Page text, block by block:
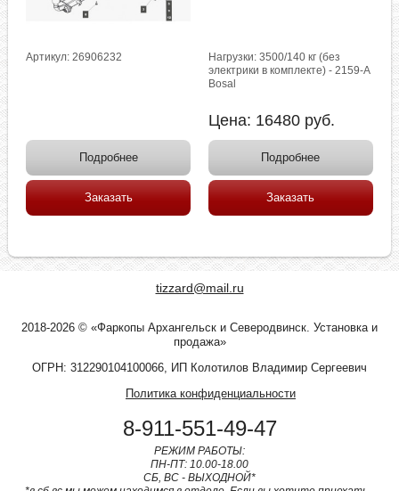
Артикул: 26906232
Подробнее
Заказать
Нагрузки: 3500/140 кг (без
электрики в комплекте) - 2159-A
Bosal
Цена: 16480 руб.
Подробнее
Заказать
tizzard@mail.ru
2018-2026 © «Фаркопы Архангельск и Северодвинск. Установка и
продажа»
ОГРН: 312290104100066, ИП Колотилов Владимир Сергеевич
Политика конфиденциальности
8-911-551-49-47
РЕЖИМ РАБОТЫ:
ПН-ПТ: 10.00-18.00
СБ, ВС - ВЫХОДНОЙ*